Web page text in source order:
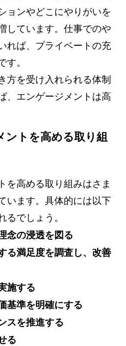
ョンやどこにやりがいを
しています。仕事でのや
れば、プライベートの充
す。
方を受け入れられる体制
、エンゲージメントは高
ントを高める取り組
を高める取り組みはさま
います。具体的には以下
るでしょう。
念の浸透を図る
る満足度を調査し、改善
施する
基準を明確にする
スを推進する
る